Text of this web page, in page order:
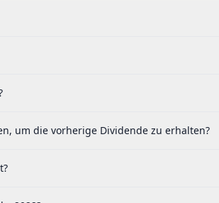
um die vorherige Dividende zu erhalten?